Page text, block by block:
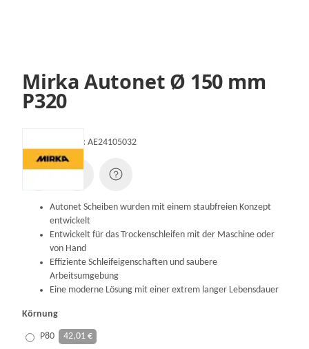
Mirka Autonet Ø 150 mm
P320
Artikelnummer: AE24105032
Autonet Scheiben wurden mit einem staubfreien Konzept
entwickelt
Entwickelt für das Trockenschleifen mit der Maschine oder
von Hand
Effiziente Schleifeigenschaften und saubere
Arbeitsumgebung
Eine moderne Lösung mit einer extrem langer Lebensdauer
Körnung
P80 42,01 €